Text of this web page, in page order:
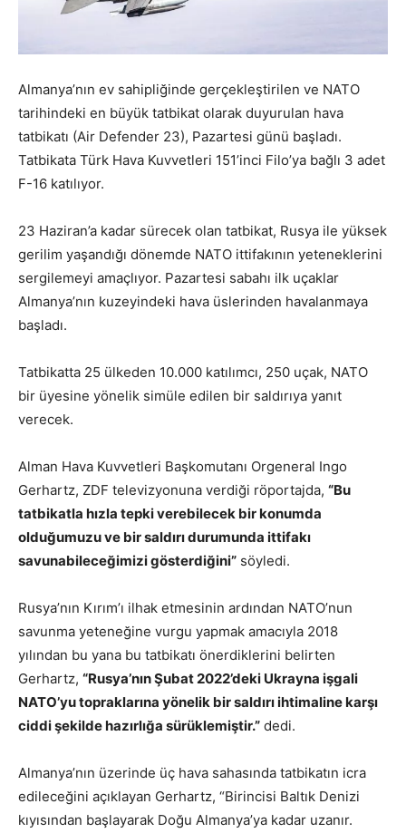
Almanya’nın ev sahipliğinde gerçekleştirilen ve NATO
tarihindeki en büyük tatbikat olarak duyurulan hava
tatbikatı (Air Defender 23), Pazartesi günü başladı.
Tatbikata Türk Hava Kuvvetleri 151’inci Filo’ya bağlı 3 adet
F-16 katılıyor.
23 Haziran’a kadar sürecek olan tatbikat, Rusya ile yüksek
gerilim yaşandığı dönemde NATO ittifakının yeteneklerini
sergilemeyi amaçlıyor. Pazartesi sabahı ilk uçaklar
Almanya’nın kuzeyindeki hava üslerinden havalanmaya
başladı.
Tatbikatta 25 ülkeden 10.000 katılımcı, 250 uçak, NATO
bir üyesine yönelik simüle edilen bir saldırıya yanıt
verecek.
Alman Hava Kuvvetleri Başkomutanı Orgeneral Ingo
Gerhartz, ZDF televizyonuna verdiği röportajda, “Bu
tatbikatla hızla tepki verebilecek bir konumda
olduğumuzu ve bir saldırı durumunda ittifakı
savunabileceğimizi gösterdiğini” söyledi.
Rusya’nın Kırım’ı ilhak etmesinin ardından NATO’nun
savunma yeteneğine vurgu yapmak amacıyla 2018
yılından bu yana bu tatbikatı önerdiklerini belirten
Gerhartz, “Rusya’nın Şubat 2022’deki Ukrayna işgali
NATO’yu topraklarına yönelik bir saldırı ihtimaline karşı
ciddi şekilde hazırlığa sürüklemiştir.” dedi.
Almanya’nın üzerinde üç hava sahasında tatbikatın icra
edileceğini açıklayan Gerhartz, “Birincisi Baltık Denizi
kıyısından başlayarak Doğu Almanya’ya kadar uzanır.